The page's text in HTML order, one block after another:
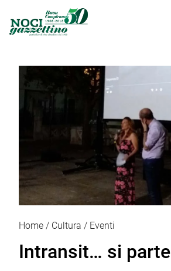
Home Cultura Eventi
Intransit… si parte